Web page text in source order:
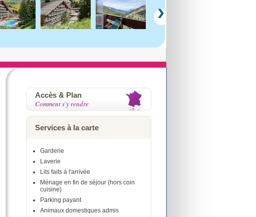
Accès & Plan
Comment s'y rendre
Services à la carte
Garderie
Laverie
Lits faits à l'arrivée
Ménage en fin de séjour (hors coin
cuisine)
Parking payant
Animaux domestiques admis